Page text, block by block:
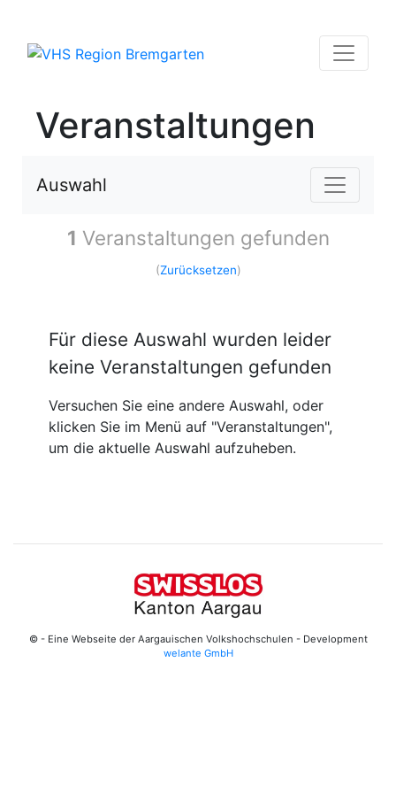
Veranstaltungen
Auswahl
1 Veranstaltungen gefunden
(Zurücksetzen)
Für diese Auswahl wurden leider
keine Veranstaltungen gefunden
Versuchen Sie eine andere Auswahl, oder
klicken Sie im Menü auf "Veranstaltungen",
um die aktuelle Auswahl aufzuheben.
© - Eine Webseite der Aargauischen Volkshochschulen - Development
welante GmbH